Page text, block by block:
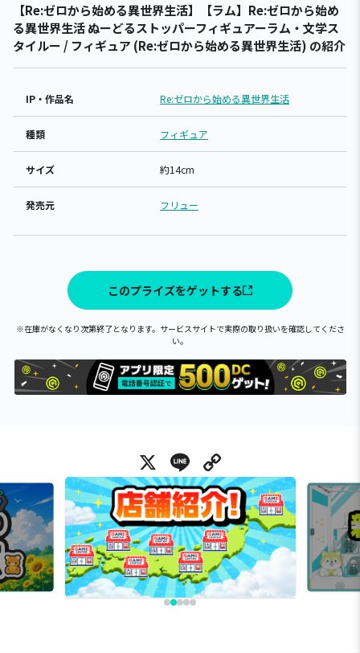
【Re:ゼロから始める異世界生活】【ラム】Re:ゼロから始め
る異世界生活 ぬーどるストッパーフィギュアーラム・文学ス
タイルー / フィギュア (Re:ゼロから始める異世界生活) の紹介
IP・作品名 Re:ゼロから始める異世界生活
種類 フィギュア
サイズ 約14cm
発売元 フリュー
このプライズをゲットする
※在庫がなくなり次第終了となります。サービスサイトで実際の取り扱いを確認してくださ
い。
X Line